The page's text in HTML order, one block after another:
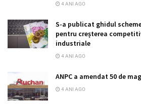
4 ANI AGO
S-a publicat ghidul
pentru creșterea
industriale
4 ANI AGO
ANPC a amendat 50 de
4 ANI AGO